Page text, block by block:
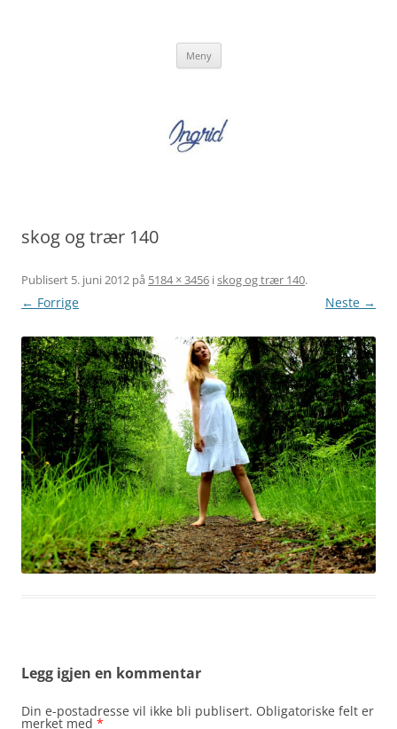
Meny
skog og trær 140
Publisert 5. juni 2012 på 5184 × 3456 iskog og trær 140.
← Forrige Neste →
Legg igjen en kommentar
Din e-postadresse vil ikke bli publisert. Obligatoriske felt er
merket med *